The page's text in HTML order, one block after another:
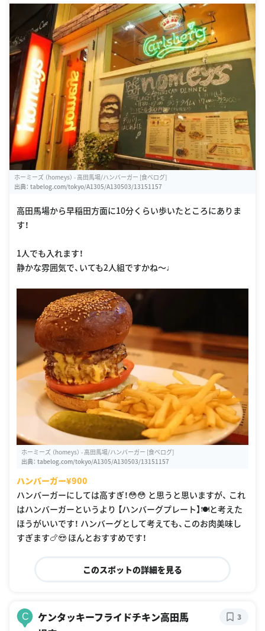
ホーミーズ （homeys） - 高田馬場/ハンバーガー [食べログ]
出典： tabelog.com/tokyo/A1305/A130503/13151157
高田馬場から早稲田方面に10分くらい歩いたところにありま
す！
1人でも入れます！
静かな雰囲気で、いても2人組ですかね〜♩
ホーミーズ （homeys） - 高田馬場/ハンバーガー [食べログ]
出典： tabelog.com/tokyo/A1305/A130503/13151157
ハンバーガー¥900
ハンバーガーにしては高すぎ！😳😳 と思うと思いますが、 これ
はハンバーガーというより 【ハンバーグプレート】🍽と考えた
ほうがいいです！ ハンバーグとして考えても、このお肉美味し
すぎます🍗😍 ほんとおすすめです！
このスポットの詳細を見る
C
ケンタッキーフライドチキン高田馬
3